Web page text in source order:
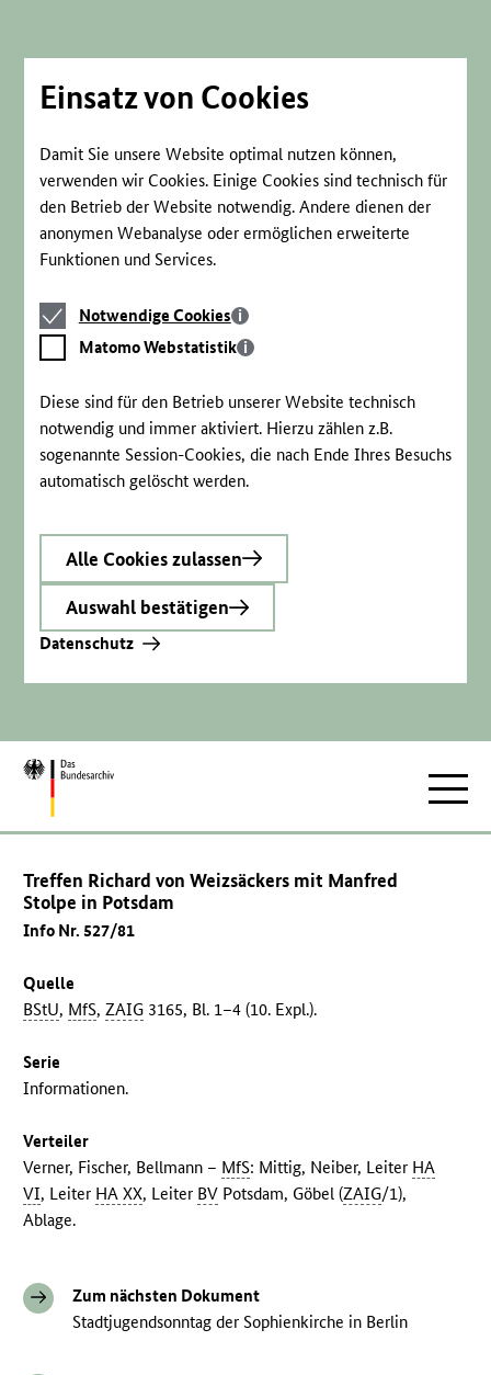
Einsatz von Cookies
Damit Sie unsere Website optimal nutzen können,
verwenden wir Cookies. Einige Cookies sind technisch für
den Betrieb der Website notwendig. Andere dienen der
anonymen Webanalyse oder ermöglichen erweiterte
Funktionen und Services.
Notwendige
Cookies
Notwendige Cookies
Matomo
Webstatistik
Matomo Webstatistik
Diese sind für den Betrieb unserer Website technisch
notwendig und immer aktiviert. Hierzu zählen z.B.
sogenannte Session-Cookies, die nach Ende Ihres Besuchs
automatisch gelöscht werden.
Alle Cookies zulassen
Auswahl bestätigen
Datenschutz
Zur
Treffen Richard von Weizsäckers mit Manfred
Stolpe in Potsdam
Info Nr. 527/81
Quelle
BStU, MfS,ZAIG 3165, Bl. 1–4 (10. Expl.).
Serie
Informationen.
Verteiler
Verner, Fischer, Bellmann – MfS: Mittig, Neiber, Leiter HA
VI, Leiter HA XX, Leiter BV Potsdam, Göbel (ZAIG/1),
Ablage.
Zum nächsten Dokument
Stadtjugendsonntag der Sophienkirche in Berlin